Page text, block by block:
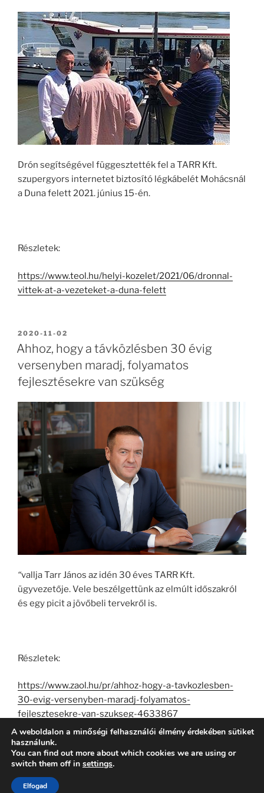
Drón segítségével függesztették fel a TARR Kft.
szupergyors internetet biztosító légkábelét Mohácsnál
a Duna felett 2021. június 15-én.
Részletek:
https://www.teol.hu/helyi-kozelet/2021/06/dronnal-
vittek-at-a-vezeteket-a-duna-felett
BEKÜLDVE:
2020-11-02
Ahhoz, hogy a távközlésben 30 évig
versenyben maradj, folyamatos
fejlesztésekre van szükség
“vallja Tarr János az idén 30 éves TARR Kft.
ügyvezetője. Vele beszélgettünk az elmúlt időszakról
és egy picit a jövőbeli tervekről is.
Részletek:
https://www.zaol.hu/pr/ahhoz-hogy-a-tavkozlesben-
30-evig-versenyben-maradj-folyamatos-
fejlesztesekre-van-szukseg-4633867
Köszönjük WordPress!
A weboldalon a minőségi felhasználói élmény érdekében sütiket
használunk.
You can find out more about which cookies we are using or
switch them off in settings.
Elfogad